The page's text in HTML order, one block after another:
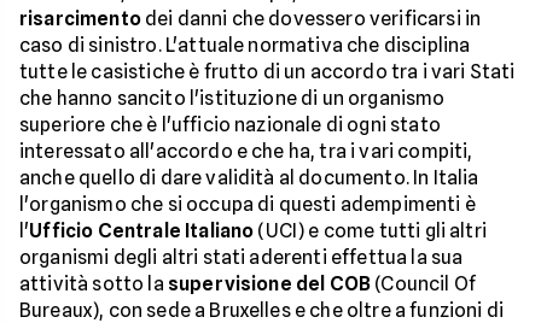
risarcimentodei danni che dovessero verificarsi in
caso di sinistro. L'attuale normativa che disciplina
tutte le casistiche è frutto di un accordo tra i vari Stati
che hanno sancito l'istituzione di un organismo
superiore che è l'ufficio nazionale di ogni stato
interessato all'accordo e che ha, tra i vari compiti,
anche quello di dare validità al documento. In Italia
l'organismo che si occupa di questi adempimenti è
l'Ufficio Centrale Italiano (UCI) e come tutti gli altri
organismi degli altri stati aderenti effettua la sua
attività sotto la supervisione del COB (Council Of
Bureaux), con sede a Bruxelles e che oltre a funzioni di